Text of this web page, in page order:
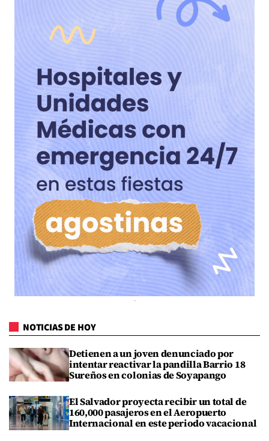
NOTICIAS DE HOY
Detienen a un joven denunciado por
intentar reactivar la pandilla Barrio 18
Sureños en colonias de Soyapango
El Salvador proyecta recibir un total de
160,000 pasajeros en el Aeropuerto
Internacional en este periodo vacacional